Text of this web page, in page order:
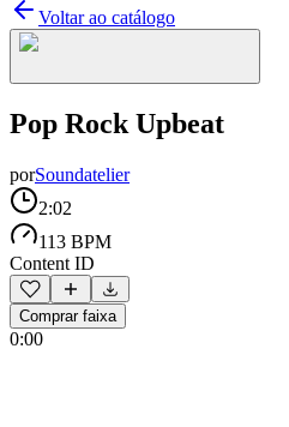
Voltar ao catálogo
Pop Rock Upbeat
porSoundatelier
2:02
113 BPM
Content ID
Comprar faixa
0:00